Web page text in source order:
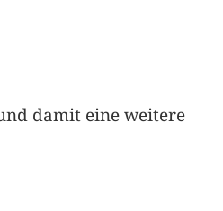
damit eine weitere